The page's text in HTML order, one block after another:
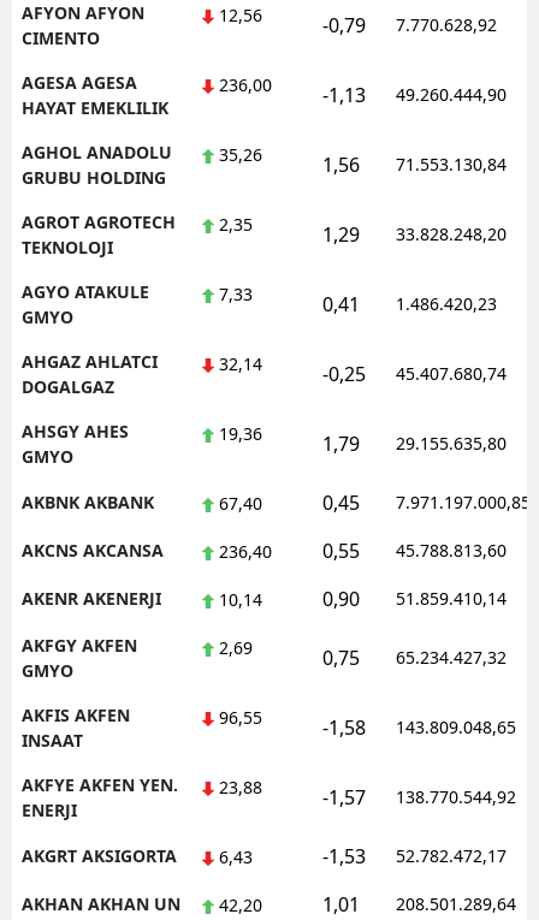
AFYON AFYON
CIMENTO
12,56 -0,79 7.770.628,92
AGESA AGESA
HAYAT EMEKLILIK
236,00 -1,13 49.260.444,90
AGHOL ANADOLU
GRUBU HOLDING
35,26 1,56 71.553.130,84
AGROT AGROTECH
TEKNOLOJI
2,35 1,29 33.828.248,20
AGYO ATAKULE
GMYO
7,33 0,41 1.486.420,23
AHGAZ AHLATCI
DOGALGAZ
32,14 -0,25 45.407.680,74
AHSGY AHES
GMYO
19,36 1,79 29.155.635,80
AKBNK AKBANK 67,40 0,45 7.971.197.000,85
AKCNS AKCANSA 236,40 0,55 45.788.813,60
AKENR AKENERJI 10,14 0,90 51.859.410,14
AKFGY AKFEN
GMYO
2,69 0,75 65.234.427,32
AKFIS AKFEN
INSAAT
96,55 -1,58 143.809.048,65
AKFYE AKFEN YEN.
ENERJI
23,88 -1,57 138.770.544,92
AKGRT AKSIGORTA 6,43 -1,53 52.782.472,17
AKHAN AKHAN UN 42,20 1,01 208.501.289,64